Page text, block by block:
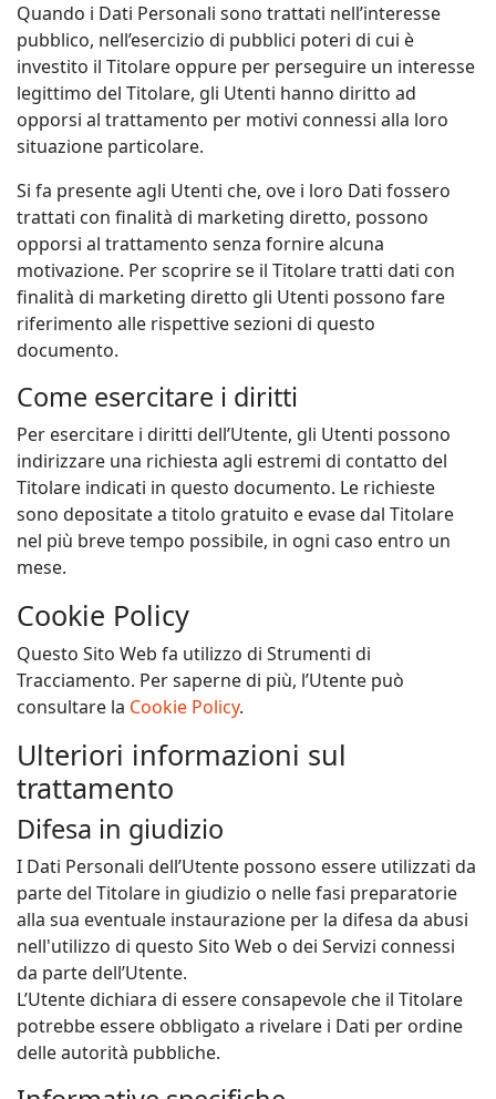
Quando i Dati Personali sono trattati nell’interesse
pubblico, nell’esercizio di pubblici poteri di cui è
investito il Titolare oppure per perseguire un interesse
legittimo del Titolare, gli Utenti hanno diritto ad
opporsi al trattamento per motivi connessi alla loro
situazione particolare.
Si fa presente agli Utenti che, ove i loro Dati fossero
trattati con finalità di marketing diretto, possono
opporsi al trattamento senza fornire alcuna
motivazione. Per scoprire se il Titolare tratti dati con
finalità di marketing diretto gli Utenti possono fare
riferimento alle rispettive sezioni di questo
documento.
Come esercitare i diritti
Per esercitare i diritti dell’Utente, gli Utenti possono
indirizzare una richiesta agli estremi di contatto del
Titolare indicati in questo documento. Le richieste
sono depositate a titolo gratuito e evase dal Titolare
nel più breve tempo possibile, in ogni caso entro un
mese.
Cookie Policy
Questo Sito Web fa utilizzo di Strumenti di
Tracciamento. Per saperne di più, l’Utente può
consultare la Cookie Policy.
Ulteriori informazioni sul
trattamento
Difesa in giudizio
I Dati Personali dell’Utente possono essere utilizzati da
parte del Titolare in giudizio o nelle fasi preparatorie
alla sua eventuale instaurazione per la difesa da abusi
nell'utilizzo di questo Sito Web o dei Servizi connessi
da parte dell’Utente.
L’Utente dichiara di essere consapevole che il Titolare
potrebbe essere obbligato a rivelare i Dati per ordine
delle autorità pubbliche.